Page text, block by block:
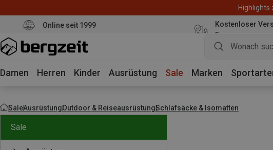
Highlights
Online seit 1999
Kostenloser
Euro
Damen Herren Kinder Ausrüstung Sale Marken
SaleAusrüstungOutdoor & ReiseausrüstungSchlafsäcke & Isomatten
Sale